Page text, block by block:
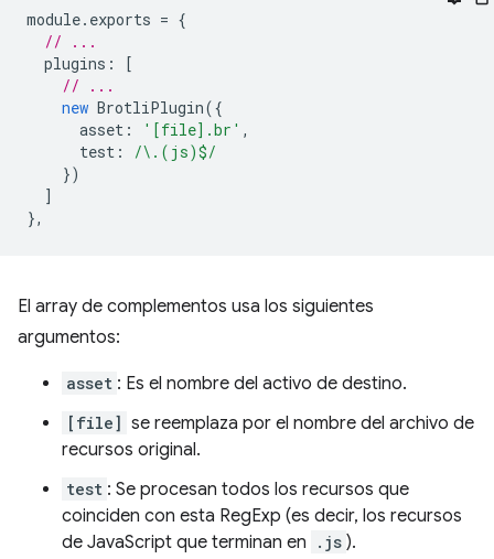
module. exports = {
// ...
plugins :
[
// ...
new BrotliPlugin({
asset : '[file].br' ,
test :
/\.(js)$/
})
]
},
El array de complementos usa los siguientes
argumentos:
asset : Es el nombre del activo de destino.
[file] se reemplaza por el nombre del archivo de
recursos original.
test : Se procesan todos los recursos que
coinciden con esta RegExp (es decir, los recursos
de JavaScript que terminan en
.js ).